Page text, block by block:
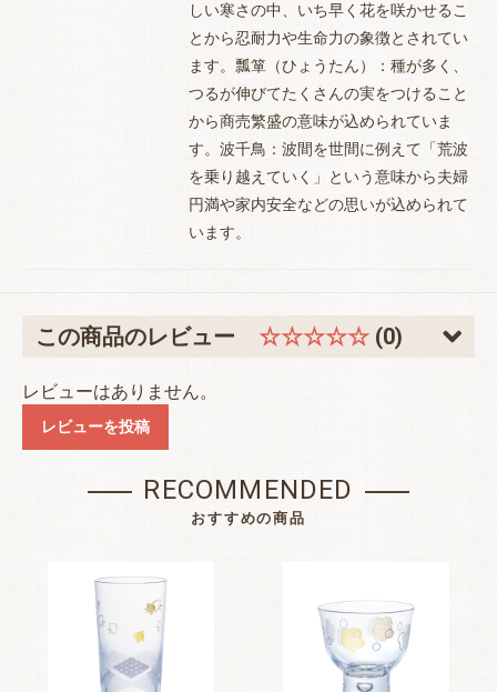
お買い物を続ける カートへ進む
しい寒さの中、いち早く花を咲かせるこ
とから忍耐力や生命力の象徴とされてい
ます。瓢箪（ひょうたん）：種が多く、
つるが伸びてたくさんの実をつけること
から商売繁盛の意味が込められていま
す。波千鳥：波間を世間に例えて「荒波
を乗り越えていく」という意味から夫婦
円満や家内安全などの思いが込められて
います。
この商品のレビュー ☆☆☆☆☆ (0)
レビューはありません。
レビューを投稿
RECOMMENDED
おすすめの商品